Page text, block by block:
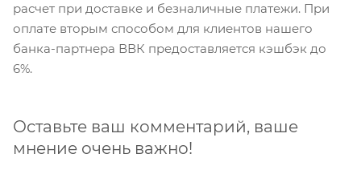
расчет при доставке и безналичные платежи. При
оплате вторым способом для клиентов нашего
банка-партнера ВВК предоставляется кэшбэк до
6%.
Оставьте ваш комментарий, ваше
мнение очень важно!